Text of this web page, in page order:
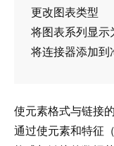
更改图表类型
将图表系列显示
将连接器添加到
使元素格式与链接
通过使元素和特征